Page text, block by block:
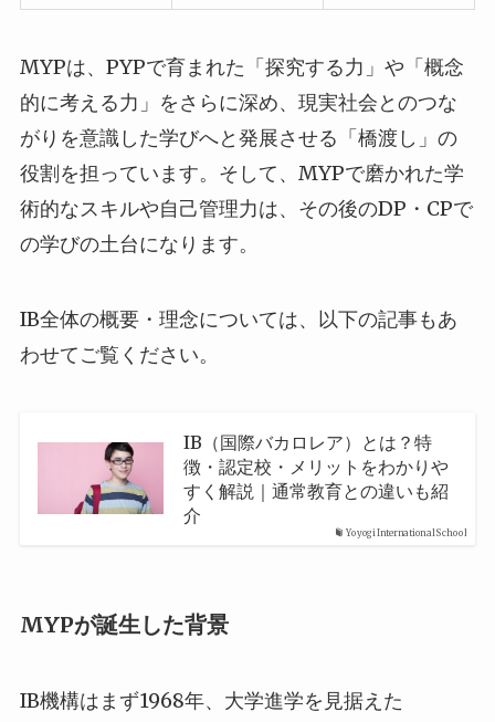
MYPは、PYPで育まれた「探究する力」や「概念
的に考える力」をさらに深め、現実社会とのつな
がりを意識した学びへと発展させる「橋渡し」の
役割を担っています。そして、MYPで磨かれた学
術的なスキルや自己管理力は、その後のDP・CPで
の学びの土台になります。
IB全体の概要・理念については、以下の記事もあ
わせてご覧ください。
Yoyogi International School
IB（国際バカロレア）とは？特
徴・認定校・メリットをわかりや
すく解説｜通常教育との違いも紹
介
MYPが誕生した背景
IB機構はまず1968年、大学進学を見据えた